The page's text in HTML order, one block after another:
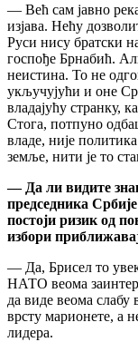
— Већ сам јавно
изјава. Нећу
Руси нису братски
госпође Брнабић.
неистина. То не
укључујући и оне
владајућу странку,
Стога, потпуно
владе, није
земље, нити је то
— Да ли видите
председника
постоји ризик од
избори
— Да, Брисел то
НАТО веома
да виде веома слабу
врсту марионете, а
лидера.